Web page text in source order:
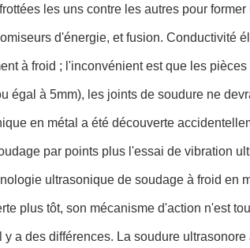
les uns contre les autres pour
d'énergie, et fusion. Conductivité
à froid ; l'inconvénient est que les
égal à 5mm), les joints de soudure ne
en métal a été découverte
par points plus l'essai de vibration
ultrasonique de soudage à froid en
plus tôt, son mécanisme d'action n'est
a des différences. La soudure ultrasonore